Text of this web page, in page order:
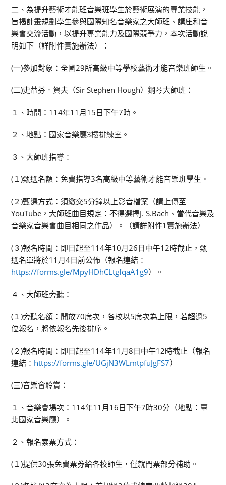
二、為提升藝術才能班音樂班學生於藝術展演的專業技能，
旨揭計畫規劃學生參與國際知名音樂家之大師班、講座和音
樂會交流活動，以提升專業能力及國際競爭力，本次活動說
明如下（詳附件實施辦法）：
(一)參加對象：全國29所高級中等學校藝術才能音樂班師生。
(二)史蒂芬．賀夫（Sir Stephen Hough）鋼琴大師班：
１、時間：114年11月15日下午7時。
２、地點：國家音樂廳3樓排練室。
３、大師班指導：
(１)甄選名額：免費指導3名高級中等藝術才能音樂班學生。
(２)甄選方式：須繳交5分鐘以上影音檔案（請上傳至
YouTube，大師班曲目規定：不得選擇J. S.Bach、當代音樂及
音樂家音樂會曲目相同之作品）。（請詳附件1實施辦法）
(３)報名時間：即日起至114年10月26日中午12時截止，甄
選名單將於11月4日前公佈（報名連結：
https://forms.gle/MpyHDhCLtgfqaA1g9）。
４、大師班旁聽：
(１)旁聽名額：開放70席次，各校以5席次為上限，若超過5
位報名，將依報名先後排序。
(２)報名時間：即日起至114年11月8日中午12時截止（報名
連結： https://forms.gle/UGjN3WLmtpfuJgFS7）
(三)音樂會聆賞：
１、音樂會場次：114年11月16日下午7時30分（地點：臺
北國家音樂廳）。
２、報名索票方式：
(１)提供30張免費票券給各校師生，僅就門票部分補助。